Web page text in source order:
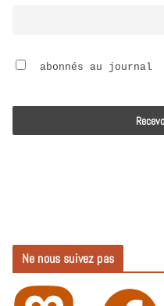
abonnés au journal
Ne nous suivez pas